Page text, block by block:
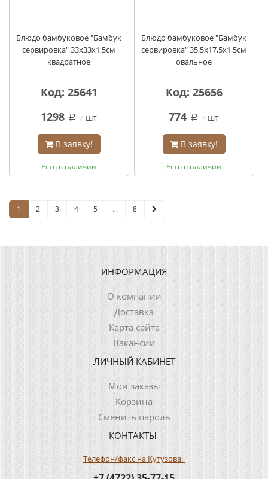
Блюдо бамбуковое "Бамбук
сервировка" 33х33х1,5см
квадратное
Код: 25641
1298 q шт
В заявку!
Есть в наличии
Блюдо бамбуковое "Бамбук
сервировка" 35,5х17,5х1,5см
овальное
Код: 25656
774 q шт
В заявку!
Есть в наличии
1 2 3 4 5 ... 8
ИНФОРМАЦИЯ
О компании
Доставка
Карта сайта
Вакансии
ЛИЧНЫЙ КАБИНЕТ
Мои заказы
Корзина
Сменить пароль
КОНТАКТЫ
Телефон/факс на Кутузова: